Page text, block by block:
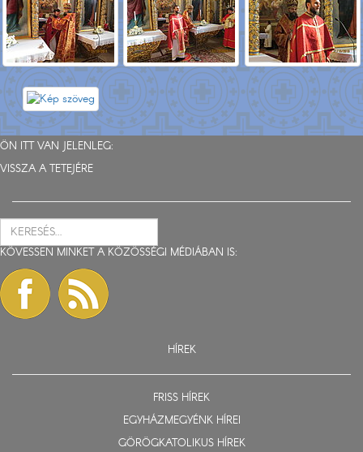
ÖN ITT VAN JELENLEG:
VISSZA A TETEJÉRE
KÖVESSEN MINKET A KÖZÖSSÉGI MÉDIÁBAN IS:
HÍREK
FRISS HÍREK
EGYHÁZMEGYÉNK HÍREI
GÖRÖGKATOLIKUS HÍREK